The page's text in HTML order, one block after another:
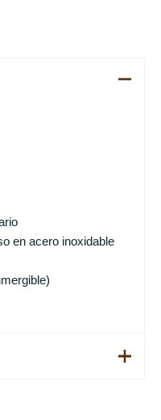
en acero inoxidable